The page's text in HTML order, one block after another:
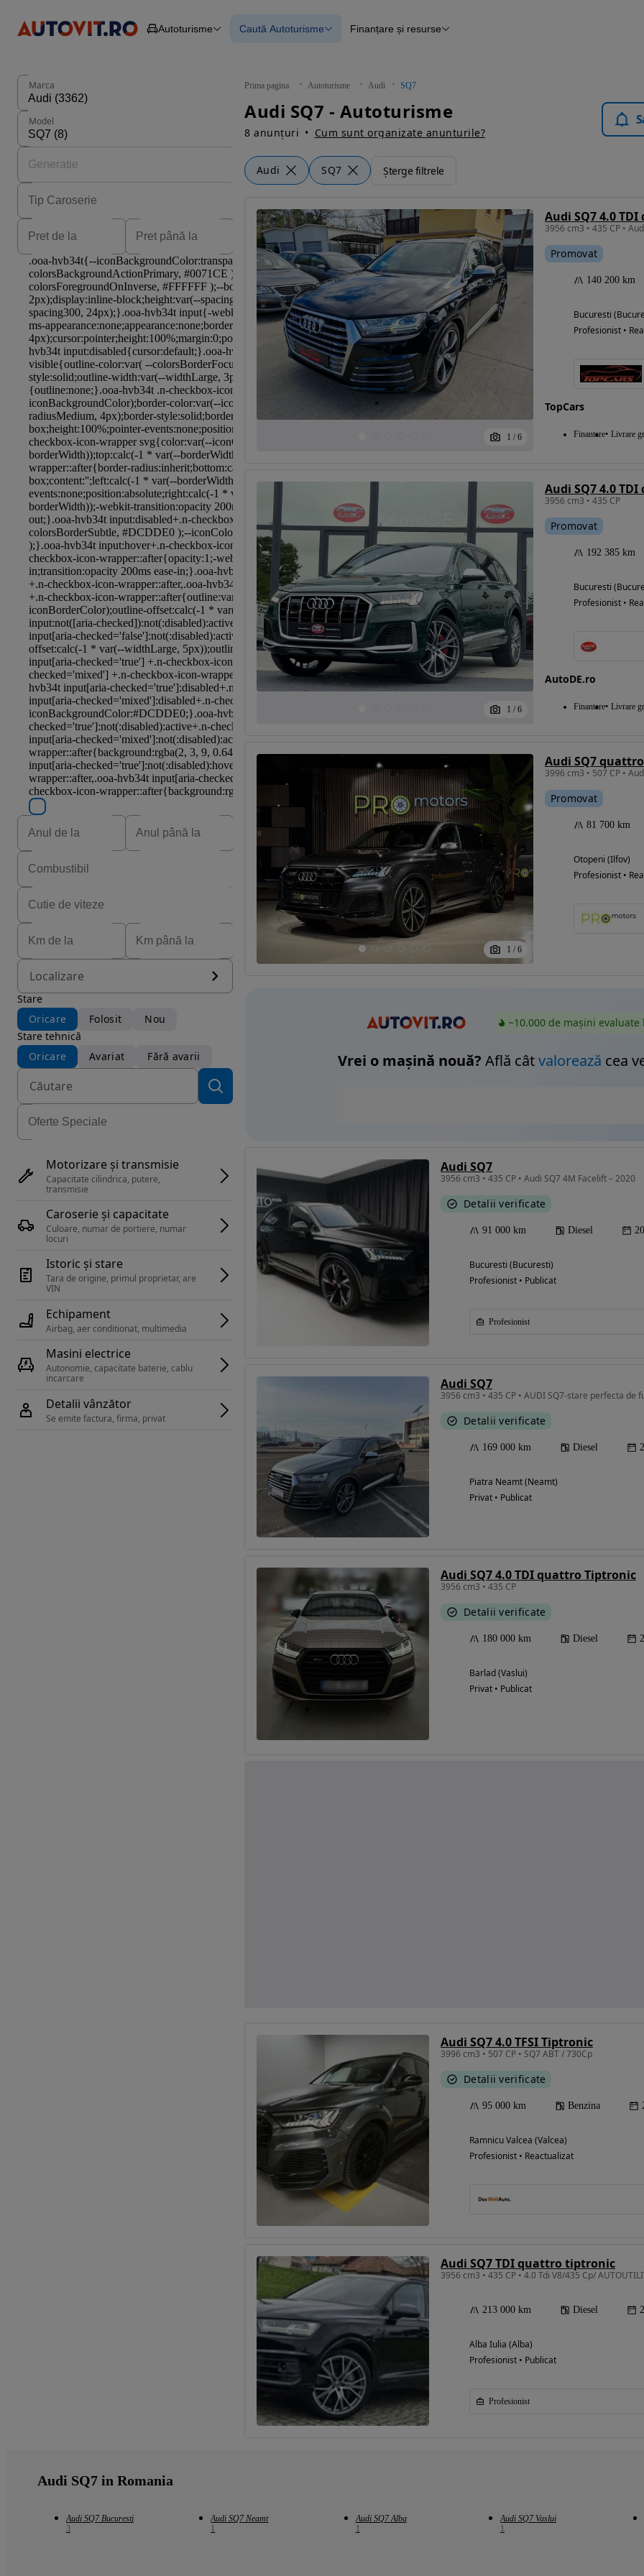
Autoturisme
Autoturisme
Mașini electrice
Mașini cu detalii verificate
Caută Autoturisme
Blog Autovit.ro
Finanțare și resurse
Prima pagina Autoturisme Audi SQ7
Audi SQ7 - Autoturisme
8 anunțuri Cum sunt organizate anunturile?
Audi SQ7 Șterge filtrele
Marca
Model
Eligibil pentru
Localizare
Stare
Oricare
Folosit
Nou
Stare tehnică
Oricare
Avariat Fără avarii
Motorizare și transmisie
Capacitate cilindrica, putere,
transmisie
Caroserie și capacitate
Culoare, numar de portiere, numar
locuri
Istoric și stare
Tara de origine, primul proprietar, are
Echipament
Airbag, aer conditionat, multimedia
Masini electrice
Autonomie, capacitate baterie, cablu
Detalii vânzător
Se emite factura, firma, privat
1 / 6
Audi SQ7 4.0
Promovat
140 200 km
Bucuresti
Profesionist •
TopCars
Finantare Livrare
1 / 6
Audi SQ7 4.0
3956 cm3 • 435 CP
Promovat
192 385 km
Bucuresti
Profesionist •
AutoDE.ro
Finantare Livrare
1 / 6
Audi SQ7
3996 cm3 • 507 CP •
Promovat
81 700 km
Otopeni (Ilfov)
Profesionist •
~10.000 de mașini evaluate
Vrei o mașină nouă? Află câtvalorează cea
Audi SQ7
3956 cm3 • 435 CP • Audi SQ7 4M Facelift – 2020
Detalii verificate
91 000 km Diesel
Bucuresti (Bucuresti)
Profesionist • Publicat
Profesionist
Audi SQ7
3956 cm3 • 435 CP • AUDI SQ7-stare perfecta de
Detalii verificate
169 000 km Diesel
Piatra Neamt (Neamt)
Privat • Publicat
Audi SQ7 4.0 TDI quattro Tiptronic
3956 cm3 • 435 CP
Detalii verificate
180 000 km Diesel
Barlad (Vaslui)
Privat • Publicat
Audi SQ7 4.0 TFSI Tiptronic
3996 cm3 • 507 CP • SQ7 ABT / 730Cp
Detalii verificate
95 000 km Benzina
Ramnicu Valcea (Valcea)
Profesionist • Reactualizat
Audi SQ7 TDI quattro tiptronic
213 000 km Diesel
Alba Iulia (Alba)
Profesionist • Publicat
Profesionist
Audi SQ7 in Romania
Audi SQ7 Bucuresti
3
Audi SQ7 Neamt
1
Audi SQ7 Alba
1
Audi SQ7 Vaslui
1